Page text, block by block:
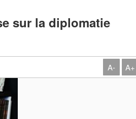
sur la diplomatie
A- A+